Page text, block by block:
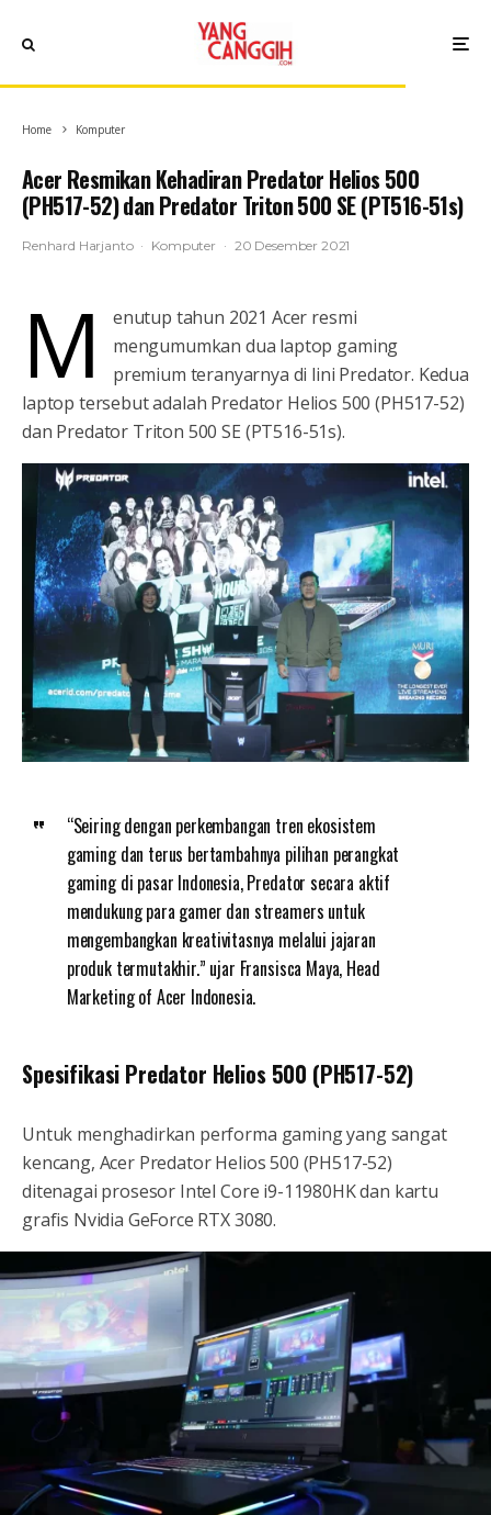
Home Komputer
Acer Resmikan Kehadiran Predator Helios 500
(PH517-52) dan Predator Triton 500 SE (PT516-51s)
Renhard Harjanto · Komputer · 20 Desember 2021
M
enutup tahun 2021 Acer resmi
mengumumkan dua laptop gaming
premium teranyarnya di lini Predator. Kedua
laptop tersebut adalah Predator Helios 500 (PH517-52)
dan Predator Triton 500 SE (PT516-51s).
“Seiring dengan perkembangan tren ekosistem
gaming dan terus bertambahnya pilihan perangkat
gaming di pasar Indonesia, Predator secara aktif
mendukung para gamer dan streamers untuk
mengembangkan kreativitasnya melalui jajaran
produk termutakhir.” ujar Fransisca Maya, Head
Marketing of Acer Indonesia.
Spesifikasi Predator Helios 500 (PH517-52)
Untuk menghadirkan performa gaming yang sangat
kencang, Acer Predator Helios 500 (PH517-52)
ditenagai prosesor Intel Core i9-11980HK dan kartu
grafis Nvidia GeForce RTX 3080.